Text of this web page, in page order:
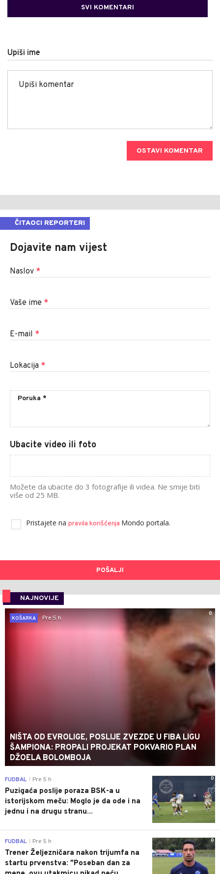
SVI KOMENTARI
Upiši ime
OSTAVI KOMENTAR
ČITAOCI REPORTERI
Dojavite nam vijest
Naslov *
Vaše ime *
E-mail *
Lokacija *
Ubacite video ili foto
Možete da ubacite do 3 fotografije ili videa. Ne smije biti
više od 25 MB.
Pristajete na pravila korišćenja Mondo portala.
POŠALJI
NAJNOVIJE
0
KOŠARKA
Pre 5 h
NIŠTA OD EVROLIGE, POSLIJE ZVEZDE U FIBA LIGU
ŠAMPIONA: PROPALI PROJEKAT POKVARIO PLAN
DŽOELA BOLOMBOJA
0
FUDBAL Pre 5 h
Puzigaća poslije poraza BSK-a u
istorijskom meču: Moglo je da ode i na
jednu i na drugu stranu...
0
FUDBAL Pre 5 h
Trener Željezničara nakon trijumfa na
startu prvenstva: "Poseban dan za